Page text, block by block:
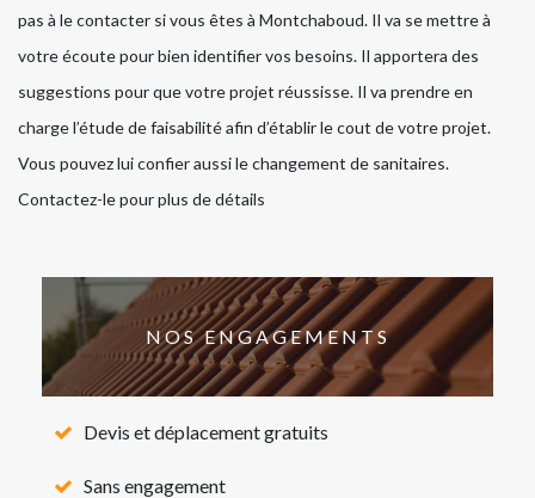
pas à le contacter si vous êtes à Montchaboud. Il va se mettre à
votre écoute pour bien identifier vos besoins. Il apportera des
suggestions pour que votre projet réussisse. Il va prendre en
charge l’étude de faisabilité afin d’établir le cout de votre projet.
Vous pouvez lui confier aussi le changement de sanitaires.
Contactez-le pour plus de détails
NOS ENGAGEMENTS
Devis et déplacement gratuits
Sans engagement